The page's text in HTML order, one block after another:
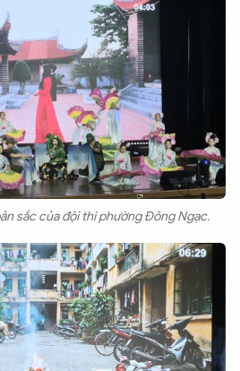
sắc của đội thi phường Đông Ngạc.